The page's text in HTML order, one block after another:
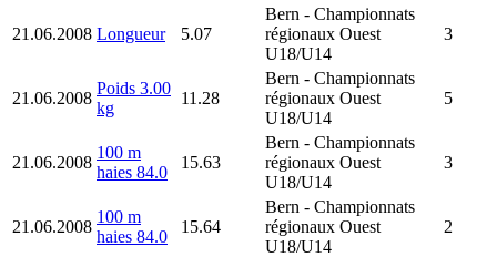
21.06.2008 Longueur 5.07
Bern - Championnats
régionaux Ouest
U18/U14
3
21.06.2008
Poids 3.00
kg
11.28
Bern - Championnats
régionaux Ouest
U18/U14
5
21.06.2008
100 m
haies 84.0
15.63
Bern - Championnats
régionaux Ouest
U18/U14
3
21.06.2008
100 m
haies 84.0
15.64
Bern - Championnats
régionaux Ouest
U18/U14
2